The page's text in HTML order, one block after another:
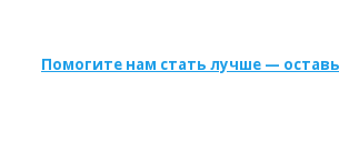
Помогите нам стать лучше —